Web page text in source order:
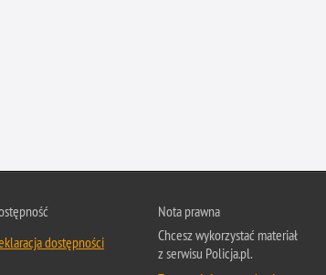
dostępności
Nota prawna
Chcesz wykorzystać materiał
z serwisu Policja.pl.